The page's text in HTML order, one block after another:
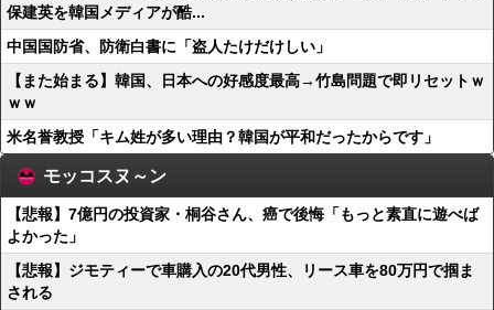
保建英を韓国メディアが酷...
中国国防省、防衛白書に「盗人たけだけしい」
【また始まる】韓国、日本への好感度最高→竹島問題で即リセットｗ
ｗｗ
米名誉教授「キム姓が多い理由？韓国が平和だったからです」
モッコスヌ～ン
【悲報】7億円の投資家・桐谷さん、癌で後悔「もっと素直に遊べば
よかった」
【悲報】ジモティーで車購入の20代男性、リース車を80万円で掴ま
される